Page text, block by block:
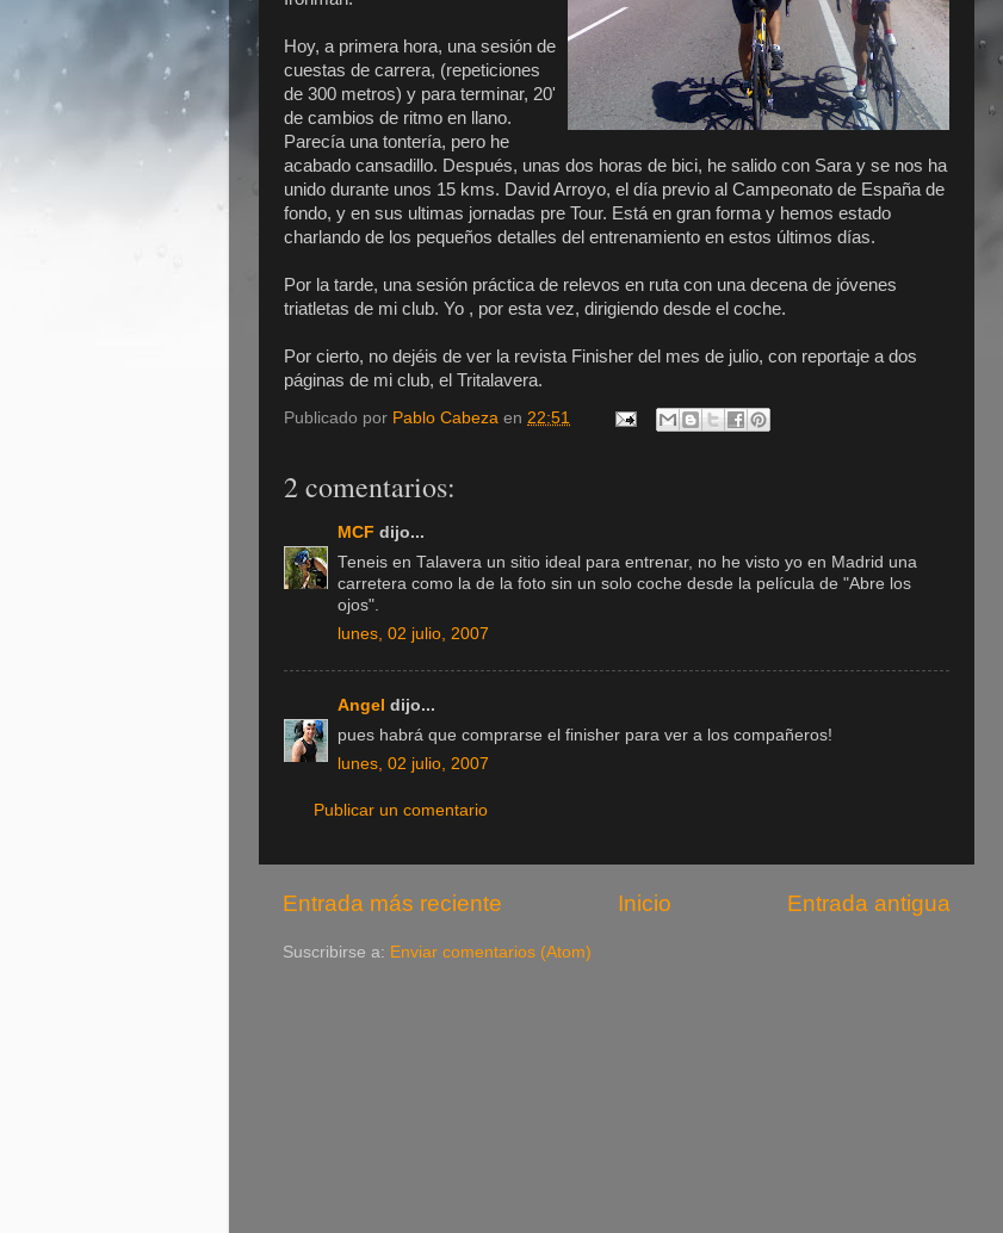
Hoy, a primera hora, una sesión de
cuestas de carrera, (repeticiones
de 300 metros) y para terminar, 20'
de cambios de ritmo en llano.
Parecía una tontería, pero he
acabado cansadillo. Después, unas dos horas de bici, he salido con Sara y se nos ha
unido durante unos 15 kms. David Arroyo, el día previo al Campeonato de España de
fondo, y en sus ultimas jornadas pre Tour. Está en gran forma y hemos estado
charlando de los pequeños detalles del entrenamiento en estos últimos días.
Por la tarde, una sesión práctica de relevos en ruta con una decena de jóvenes
triatletas de mi club. Yo , por esta vez, dirigiendo desde el coche.
Por cierto, no dejéis de ver la revista Finisher del mes de julio, con reportaje a dos
páginas de mi club, el Tritalavera.
Publicado por Pablo Cabeza en 22:51
2 comentarios:
MCF dijo...
Teneis en Talavera un sitio ideal para entrenar, no he visto yo en Madrid una
carretera como la de la foto sin un solo coche desde la película de "Abre los
ojos".
lunes, 02 julio, 2007
Angel dijo...
pues habrá que comprarse el finisher para ver a los compañeros!
lunes, 02 julio, 2007
Publicar un comentario
Entrada más reciente Entrada antigua
Inicio
Suscribirse a: Enviar comentarios (Atom)